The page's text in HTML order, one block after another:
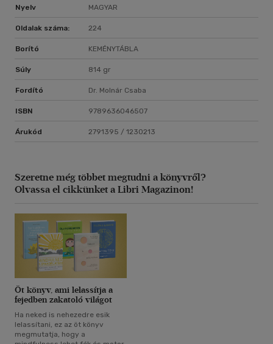
Nyelv MAGYAR
Oldalak száma: 224
Borító KEMÉNYTÁBLA
Súly 814 gr
Fordító Dr. Molnár Csaba
ISBN 9789636046507
Árukód 2791395 / 1230213
Szeretne még többet megtudni a könyvről?
Olvassa el cikkünket a Libri Magazinon!
Öt könyv, ami lelassítja a
fejedben zakatoló világot
Ha neked is nehezedre esik
lelassítani, ez az öt könyv
megmutatja, hogy a